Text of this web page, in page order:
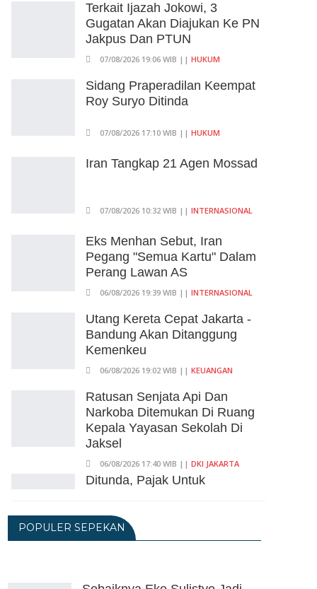
Terkait Ijazah Jokowi, 3
Gugatan Akan Diajukan Ke PN
Jakpus Dan PTUN
07/08/2026 19:06 WIB || HUKUM
Sidang Praperadilan Keempat
Roy Suryo Ditinda
07/08/2026 17:10 WIB || HUKUM
Iran Tangkap 21 Agen Mossad
07/08/2026 10:32 WIB || INTERNASIONAL
Eks Menhan Sebut, Iran
Pegang "Semua Kartu" Dalam
Perang Lawan AS
06/08/2026 19:39 WIB || INTERNASIONAL
Utang Kereta Cepat Jakarta -
Bandung Akan Ditanggung
Kemenkeu
06/08/2026 19:02 WIB || KEUANGAN
Ratusan Senjata Api Dan
Narkoba Ditemukan Di Ruang
Kepala Yayasan Sekolah Di
Jaksel
06/08/2026 17:40 WIB || DKI JAKARTA
Ditunda, Pajak Untuk
06/08/2026 14:23 WIB ||
POPULER SEPEKAN